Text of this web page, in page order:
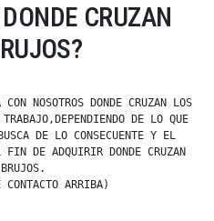
CRUZAN
NOSOTROS DONDE CRUZAN LOS
DE LO QUE
DE LO CONSECUENTE Y EL
FIN DE ADQUIRIR DONDE CRUZAN
CONTACTO ARRIBA)